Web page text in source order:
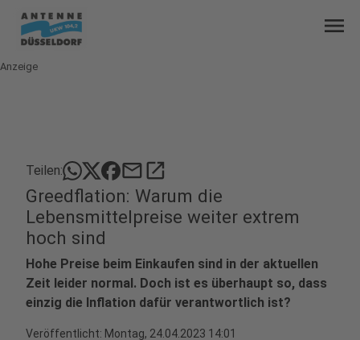
menu
Anzeige
Teilen: mailopen_in_new
Greedflation: Warum die
Lebensmittelpreise weiter extrem
hoch sind
Hohe Preise beim Einkaufen sind in der aktuellen
Zeit leider normal. Doch ist es überhaupt so, dass
einzig die Inflation dafür verantwortlich ist?
Veröffentlicht: Montag, 24.04.2023 14:01